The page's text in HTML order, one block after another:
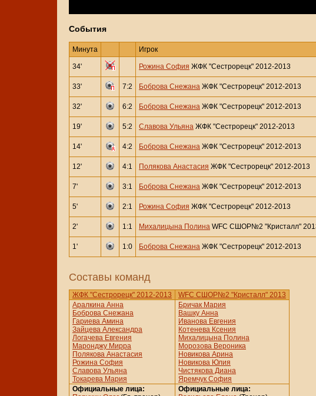
События
Минута Игрок
34' Рожина София ЖФК "Сестрорецк" 2012-2013
33' 7:2 Боброва Снежана ЖФК "Сестрорецк" 2012-2013
32' 6:2 Боброва Снежана ЖФК "Сестрорецк" 2012-2013
19' 5:2 Славова Ульяна ЖФК "Сестрорецк" 2012-2013
14' 4:2 Боброва Снежана ЖФК "Сестрорецк" 2012-2013
12' 4:1 Полякова Анастасия ЖФК "Сестрорецк" 2012-2013
7' 3:1 Боброва Снежана ЖФК "Сестрорецк" 2012-2013
5' 2:1 Рожина София ЖФК "Сестрорецк" 2012-2013
2' 1:1 Михалицына Полина WFC СШОР№2 "Кристалл"
1' 1:0 Боброва Снежана ЖФК "Сестрорецк" 2012-2013
Составы команд
ЖФК "Сестрорецк" 2012-2013
WFC СШОР№2 "Кристалл" 2013
Аралкина Анна
Боброва Снежана
Гариева Амина
Зайцева Александра
Логачева Евгения
Маронджу Мирра
Полякова Анастасия
Рожина София
Славова Ульяна
Токарева Мария
Бричак Мария
Вашку Анна
Иванова Евгения
Котенева Ксения
Михалицына Полина
Морозова Вероника
Новикова Арина
Новикова Юлия
Чистякова Диана
Яремчук София
Официальные лица:
Официальные лица: